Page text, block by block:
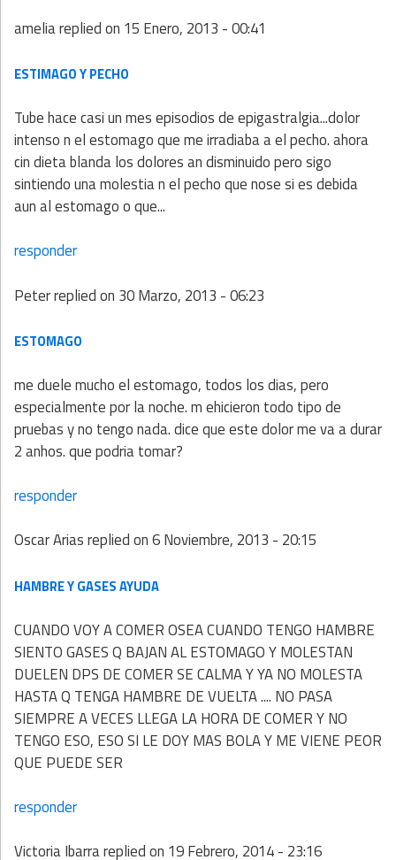
ameliareplied on 15 Enero, 2013 - 00:41
ESTIMAGO Y PECHO
Tube hace casi un mes episodios de epigastralgia...dolor
intenso n el estomago que me irradiaba a el pecho. ahora
cin dieta blanda los dolores an disminuido pero sigo
sintiendo una molestia n el pecho que nose si es debida
aun al estomago o que...
responder
Peterreplied on 30 Marzo, 2013 - 06:23
ESTOMAGO
me duele mucho el estomago, todos los dias, pero
especialmente por la noche. m ehicieron todo tipo de
pruebas y no tengo nada. dice que este dolor me va a durar
2 anhos. que podria tomar?
responder
Oscar Ariasreplied on6 Noviembre, 2013 - 20:15
HAMBRE Y GASES AYUDA
CUANDO VOY A COMER OSEA CUANDO TENGO HAMBRE
SIENTO GASES Q BAJAN AL ESTOMAGO Y MOLESTAN
DUELEN DPS DE COMER SE CALMA Y YA NO MOLESTA
HASTA Q TENGA HAMBRE DE VUELTA .... NO PASA
SIEMPRE A VECES LLEGA LA HORA DE COMER Y NO
TENGO ESO, ESO SI LE DOY MAS BOLA Y ME VIENE PEOR
QUE PUEDE SER
responder
Victoria Ibarrareplied on 19 Febrero, 2014 - 23:16